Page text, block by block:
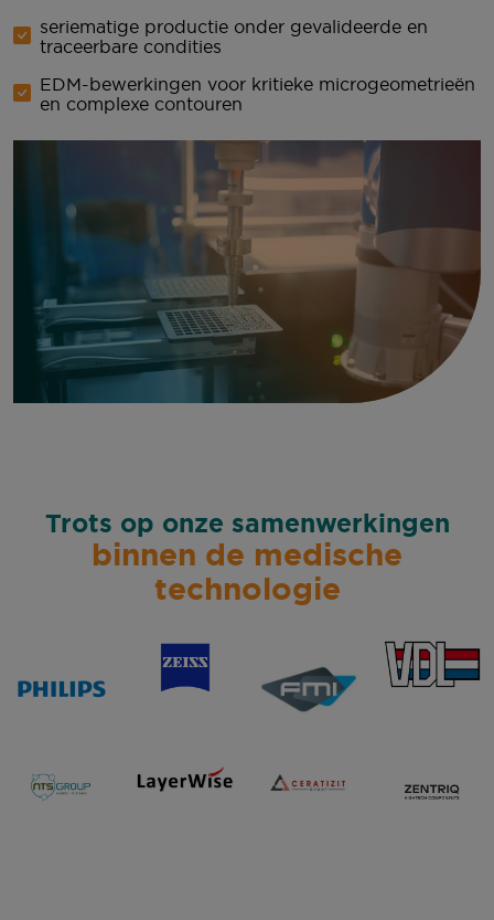
seriematige productie onder gevalideerde en
traceerbare condities
EDM-bewerkingen voor kritieke microgeometrieën
en complexe contouren
Trots op onze samenwerkingen
binnen de medische
technologie